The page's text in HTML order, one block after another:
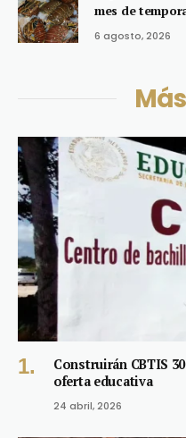
mes de
6 agosto, 2026
Construirán CBTIS
oferta educativa
24 abril, 2026